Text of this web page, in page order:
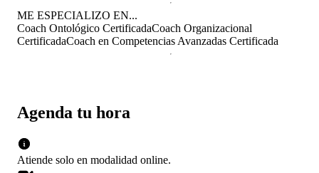
Agenda tu hora
Atiende solo en modalidad online.
ME ESPECIALIZO EN...
Coach Ontológico CertificadaCoach Organizacional
CertificadaCoach en Competencias Avanzadas Certificada